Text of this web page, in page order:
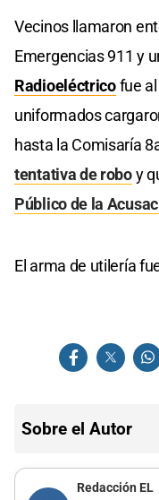
Vecinos llamaron
Emergencias 911 y
Radioeléctricofue al
uniformados
hasta la Comisaría
tentativa de roboy
Público de la
El arma de utilería
Sobre el Autor
Redacción EL